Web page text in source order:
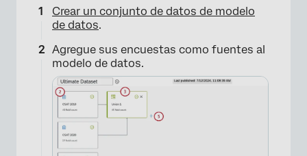
Crear un conjunto de datos de modelo
de datos.
Agregue sus encuestas como fuentes al
modelo de datos.